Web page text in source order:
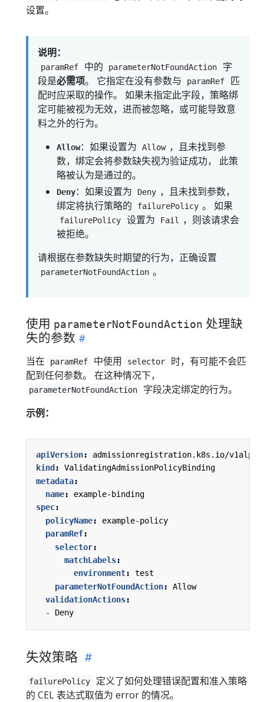
设置。
说明：
paramRef 中的 parameterNotFoundAction
字
段是必需项。 它指定在没有参数与 paramRef
匹
配时应采取的操作。 如果未指定此字段，策略绑
定可能被视为无效，进而被忽略，或可能导致意
料之外的行为。
Allow：如果设置为 Allow ，且未找到参
数，绑定会将参数缺失视为验证成功， 此策
略被认为是通过的。
Deny：如果设置为 Deny ，且未找到参数，
绑定将执行策略的
failurePolicy 。 如果
failurePolicy 设置为 Fail
，则该请求会
被拒绝。
请根据在参数缺失时期望的行为，正确设置
parameterNotFoundAction 。
使用 parameterNotFoundAction 处理缺
失的参数
当在 paramRef 中使用 selector
时，有可能不会匹
配到任何参数。 在这种情况下，
parameterNotFoundAction
字段决定绑定的行为。
示例：
apiVersion:
admissionregistration.k8s.io/
kind :
ValidatingAdmissionPolicyBinding
metadata:
name:
example-binding
spec:
policyName:
example-policy
paramRef:
selector:
matchLabels:
environment:
test
parameterNotFoundAction:
Allow
validationActions:
- Deny
失效策略
failurePolicy
定义了如何处理错误配置和准入策略
的 CEL 表达式取值为 error 的情况。